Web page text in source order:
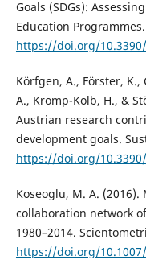
Goals (SDGs):
Education
https://doi.org/10.3390/
Körfgen, A., Förster, K.,
A., Kromp-Kolb, H., &
Austrian research
development goals.
https://doi.org/
Koseoglu, M. A.
collaboration network
1980–2014.
https://doi.org/10.1007/